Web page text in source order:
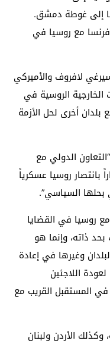
إلى غوطة دمشق.
مع روسيا في
لافروف والأميركي
الخارجية الروسية في
بلدان أخرى لحل الأزمة
الدولي مع
روسيا عسكرياً
السياسي”.
روسيا في القضايا
ذاته، وإنما هو
وغيرها في إعادة
اللاجئين
في المستقبل القريب مع
وكذلك الأردن ولبنان